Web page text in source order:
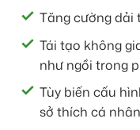
Tăng cường dải
Tái tạo không
như ngồi trong
Tùy biến cấu
sở thích cá